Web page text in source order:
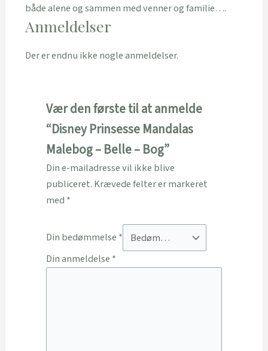
både alene og sammen med venner og familie….
Anmeldelser
Der er endnu ikke nogle anmeldelser.
Vær den første til at anmelde
“Disney Prinsesse Mandalas
Malebog – Belle – Bog”
Din e-mailadresse vil ikke blive
publiceret. Krævede felter er markeret
med *
Din bedømmelse *
Din anmeldelse *